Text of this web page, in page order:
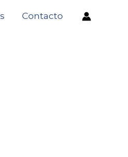
Contacto